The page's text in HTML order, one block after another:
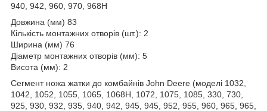
940, 942, 960, 970, 968H
Довжина (мм) 83
Кількість монтажних отворів (шт.): 2
Ширина (мм) 76
Діаметр монтажних отворів (мм): 5
Висота (мм): 2
Сегмент ножа жатки до комбайнів John Deere (моделі 1032,
1042, 1052, 1055, 1065, 1068H, 1072, 1075, 1085, 330, 730,
925, 930, 932, 935, 940, 942, 945, 945, 952, 955, 960, 965, 965,